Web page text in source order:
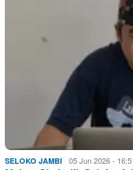
SELOKO JAMBI 05 Jun 2026 -